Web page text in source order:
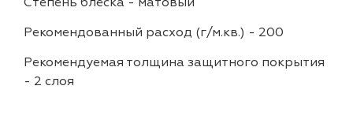
Рекомендованный расход (г/м.кв.) - 200
Рекомендуемая толщина защитного покрытия
- 2 слоя